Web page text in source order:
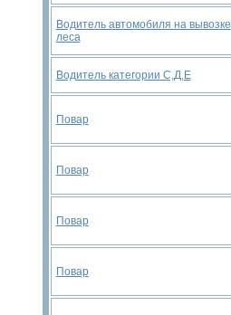
Водитель автомобиля на вывозке
леса
Водитель категории С,Д,Е
Повар
Повар
Повар
Повар